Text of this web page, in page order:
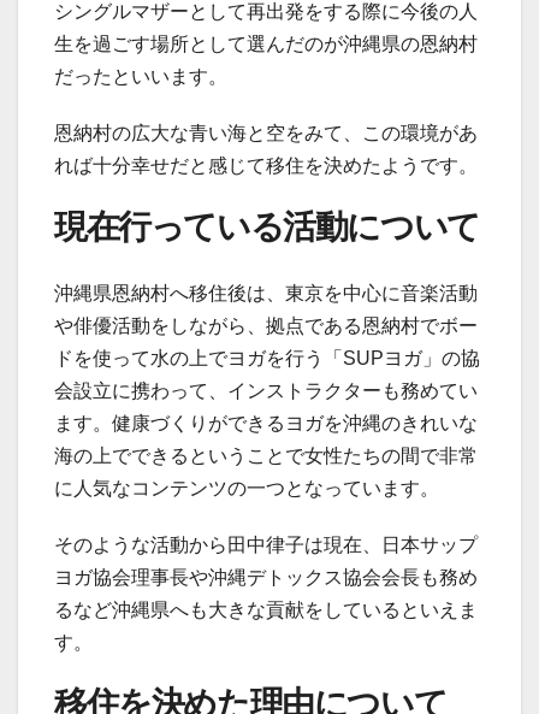
シングルマザーとして再出発をする際に今後の人
生を過ごす場所として選んだのが沖縄県の恩納村
だったといいます。
恩納村の広大な青い海と空をみて、この環境があ
れば十分幸せだと感じて移住を決めたようです。
現在行っている活動について
沖縄県恩納村へ移住後は、東京を中心に音楽活動
や俳優活動をしながら、拠点である恩納村でボー
ドを使って水の上でヨガを行う「SUPヨガ」の協
会設立に携わって、インストラクターも務めてい
ます。健康づくりができるヨガを沖縄のきれいな
海の上でできるということで女性たちの間で非常
に人気なコンテンツの一つとなっています。
そのような活動から田中律子は現在、日本サップ
ヨガ協会理事長や沖縄デトックス協会会長も務め
るなど沖縄県へも大きな貢献をしているといえま
す。
移住を決めた理由について